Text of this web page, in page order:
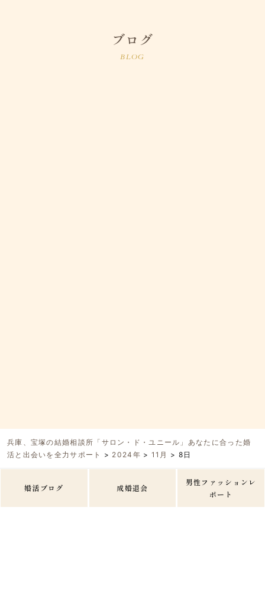
ブログ
BLOG
兵庫、宝塚の結婚相談所「サロン・ド・ユニール」あなたに合った婚
活と出会いを全力サポート
> 2024年 > 11月 > 8日
婚活ブログ 成婚退会
男性ファッションレ
ポート